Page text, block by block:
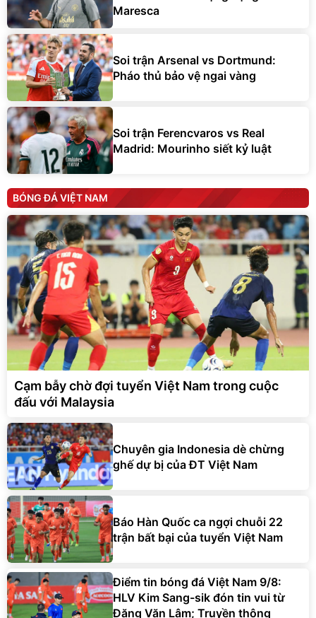
Maresca
Soi trận Arsenal vs Dortmund:
Pháo thủ bảo vệ ngai vàng
Soi trận Ferencvaros vs Real
Madrid: Mourinho siết kỷ luật
BÓNG ĐÁ VIỆT NAM
Cạm bẫy chờ đợi tuyển Việt Nam trong cuộc
đấu với Malaysia
Chuyên gia Indonesia dè chừng
ghế dự bị của ĐT Việt Nam
Báo Hàn Quốc ca ngợi chuỗi 22
trận bất bại của tuyển Việt Nam
Điểm tin bóng đá Việt Nam 9/8:
HLV Kim Sang-sik đón tin vui từ
Đặng Văn Lâm; Truyền thông